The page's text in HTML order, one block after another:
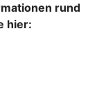
rund
hier: